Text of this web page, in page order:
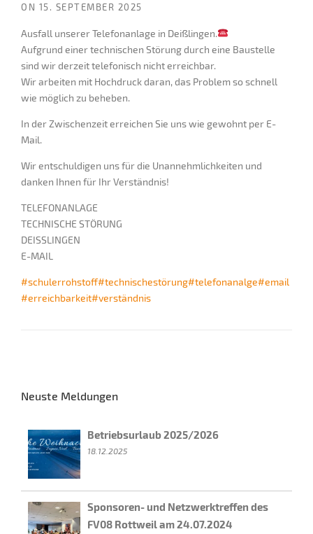
ON 15. SEPTEMBER 2025
Ausfall unserer Telefonanlage in Deißlingen.
Aufgrund einer technischen Störung durch eine Baustelle
sind wir derzeit telefonisch nicht erreichbar.
Wir arbeiten mit Hochdruck daran, das Problem so schnell
wie möglich zu beheben.
In der Zwischenzeit erreichen Sie uns wie gewohnt per E-
Mail.
Wir entschuldigen uns für die Unannehmlichkeiten und
danken Ihnen für Ihr Verständnis!
TELEFONANLAGE
TECHNISCHE STÖRUNG
DEISSLINGEN
E-MAIL
#schulerrohstoff#technischestörung#telefonanalge#email
#erreichbarkeit#verständnis
Neuste Meldungen
Betriebsurlaub 2025/2026
18.12.2025
Sponsoren- und Netzwerktreffen des
FV08 Rottweil am 24.07.2024